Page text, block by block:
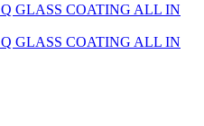
GLASS COATING ALL IN
GLASS COATING ALL IN